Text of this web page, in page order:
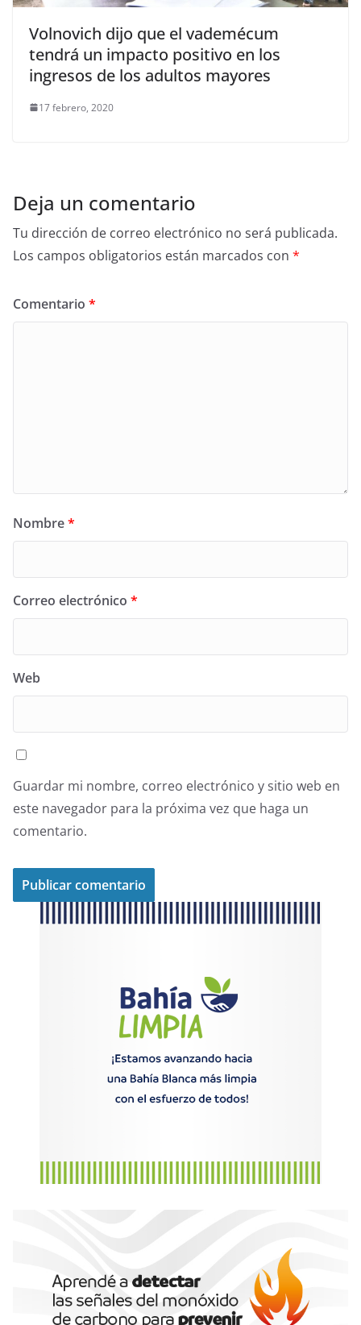
Volnovich dijo que el vademécum
tendrá un impacto positivo en los
ingresos de los adultos mayores
17 febrero, 2020
Deja un comentario
Tu dirección de correo electrónico no será publicada.
Los campos obligatorios están marcados con *
Comentario *
Nombre*
Correo electrónico *
Web
Guardar mi nombre, correo electrónico y sitio web en
este navegador para la próxima vez que haga un
comentario.